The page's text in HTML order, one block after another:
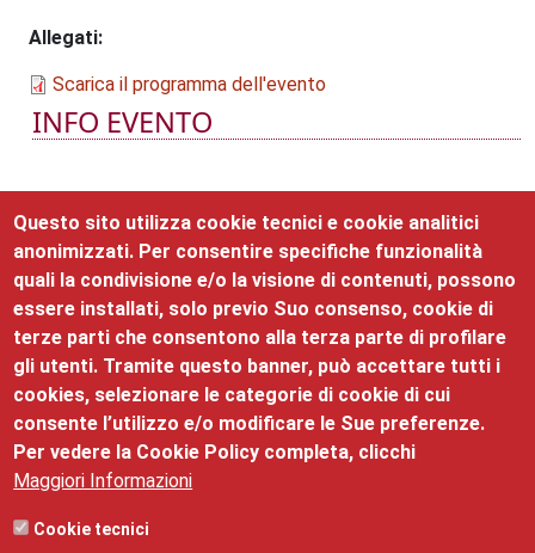
INFO EVENTO
EVENTI CORRELATI
Nessun evento presente nel mese.
ISCRIVITI
Allegati
Scarica il programma dell'evento
Questo sito utilizza cookie tecnici e cookie analitici
anonimizzati. Per consentire specifiche funzionalità
quali la condivisione e/o la visione di contenuti, possono
essere installati, solo previo Suo consenso, cookie di
terze parti che consentono alla terza parte di profilare
gli utenti. Tramite questo banner, può accettare tutti i
cookies, selezionare le categorie di cookie di cui
consente l’utilizzo e/o modificare le Sue preferenze.
Per vedere la Cookie Policy completa, clicchi
Maggiori Informazioni
Cookie tecnici